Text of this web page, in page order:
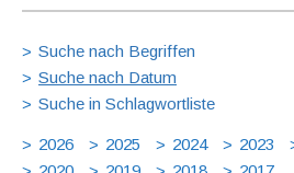
Suche nach Begriffen
Suche nach Datum
Suche in Schlagwortliste
2026 2025 2024 2023